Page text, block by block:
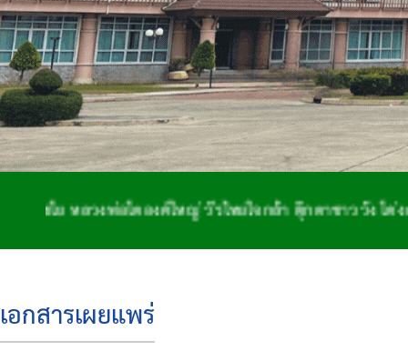
หลวงพ่อโตองค์ใหญ่ วีรไทยใจกล้า ตุ๊กตาชาววัง โด่งดังจักส
เอกสารเผยแพร่